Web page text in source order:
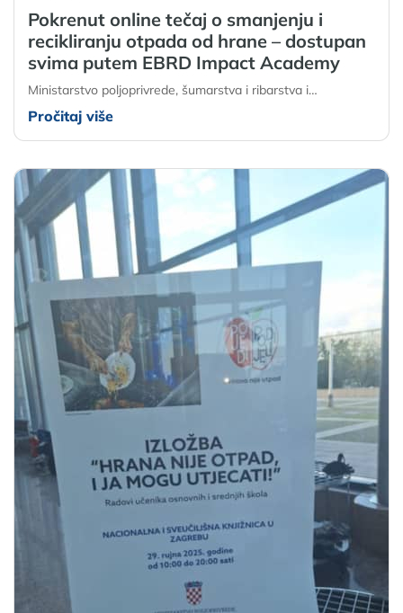
Pokrenut online tečaj o smanjenju i
recikliranju otpada od hrane – dostupan
svima putem EBRD Impact Academy
Ministarstvo poljoprivrede, šumarstva i ribarstva i…
Pročitaj više